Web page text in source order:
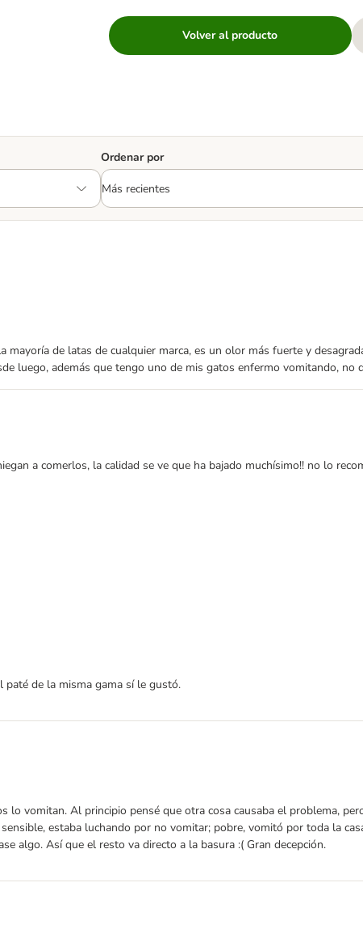
Volver al producto
Ordenar por
de latas de cualquier marca, es un olor más fuerte y
luego, además que tengo uno de mis gatos enfermo vomitando, no
a comerlos, la calidad se ve que ha bajado muchísimo!! no lo
de la misma gama sí le gustó.
vomitan. Al principio pensé que otra cosa causaba el problema,
estaba luchando por no vomitar; pobre, vomitó por toda la
algo. Así que el resto va directo a la basura :( Gran decepción.